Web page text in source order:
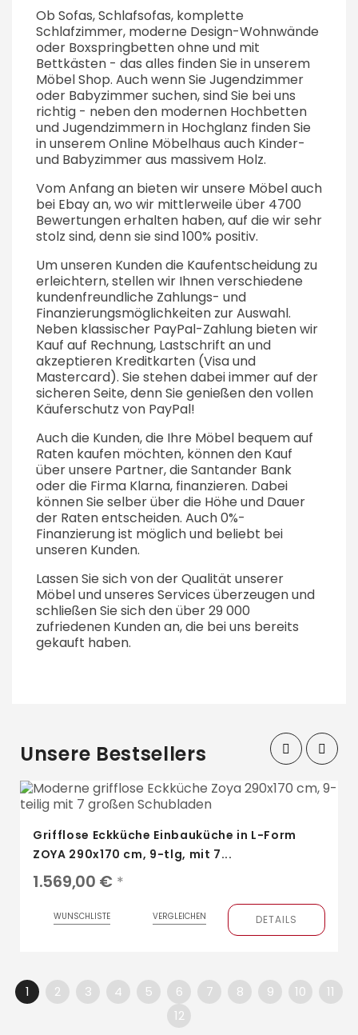
Ob Sofas, Schlafsofas, komplette
Schlafzimmer, moderne Design-Wohnwände
oder Boxspringbetten ohne und mit
Bettkästen - das alles finden Sie in unserem
Möbel Shop. Auch wenn Sie Jugendzimmer
oder Babyzimmer suchen, sind Sie bei uns
richtig - neben den modernen Hochbetten
und Jugendzimmern in Hochglanz finden Sie
in unserem Online Möbelhaus auch Kinder-
und Babyzimmer aus massivem Holz.
Vom Anfang an bieten wir unsere Möbel auch
bei Ebay an, wo wir mittlerweile über 4700
Bewertungen erhalten haben, auf die wir sehr
stolz sind, denn sie sind 100% positiv.
Um unseren Kunden die Kaufentscheidung zu
erleichtern, stellen wir Ihnen verschiedene
kundenfreundliche Zahlungs- und
Finanzierungsmöglichkeiten zur Auswahl.
Neben klassischer PayPal-Zahlung bieten wir
Kauf auf Rechnung, Lastschrift an und
akzeptieren Kreditkarten (Visa und
Mastercard). Sie stehen dabei immer auf der
sicheren Seite, denn Sie genießen den vollen
Käuferschutz von PayPal!
Auch die Kunden, die Ihre Möbel bequem auf
Raten kaufen möchten, können den Kauf
über unsere Partner, die Santander Bank
oder die Firma Klarna, finanzieren. Dabei
können Sie selber über die Höhe und Dauer
der Raten entscheiden. Auch 0%-
Finanzierung ist möglich und beliebt bei
unseren Kunden.
Lassen Sie sich von der Qualität unserer
Möbel und unseres Services überzeugen und
schließen Sie sich den über 29 000
zufriedenen Kunden an, die bei uns bereits
gekauft haben.
Unsere Bestsellers
Grifflose Eckküche Einbauküche in L-Form
ZOYA 290x170 cm, 9-tlg, mit 7...
1.569,00 € *
WUNSCHLISTE VERGLEICHEN DETAILS
1 2 3 4 5 6 7 8 9 10
11
12
‹ ›